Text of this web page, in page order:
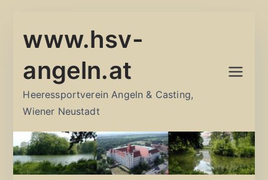
Inhalt
www.hsv-
angeln.at
Heeressportverein Angeln & Casting,
Wiener Neustadt